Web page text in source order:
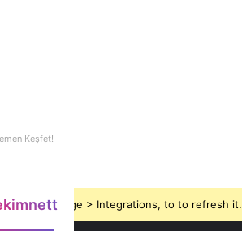
Keşfet!
options page > Integrations, to to refresh it.